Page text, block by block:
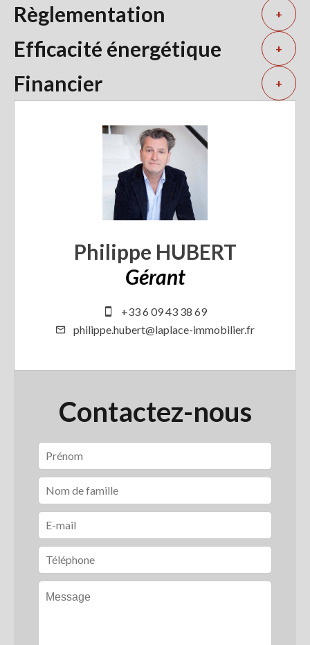
Règlementation +
Efficacité énergétique +
Financier +
Philippe HUBERT
Gérant
+33 6 09 43 38 69
philippe.hubert@laplace-immobilier.fr
Contactez-nous